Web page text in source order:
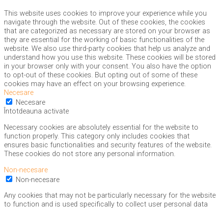
This website uses cookies to improve your experience while you
navigate through the website. Out of these cookies, the cookies
that are categorized as necessary are stored on your browser as
they are essential for the working of basic functionalities of the
website. We also use third-party cookies that help us analyze and
understand how you use this website. These cookies will be stored
in your browser only with your consent. You also have the option
to opt-out of these cookies. But opting out of some of these
cookies may have an effect on your browsing experience.
Necesare
Necesare
Întotdeauna activate
Necessary cookies are absolutely essential for the website to
function properly. This category only includes cookies that
ensures basic functionalities and security features of the website.
These cookies do not store any personal information.
Non-necesare
Non-necesare
Any cookies that may not be particularly necessary for the website
to function and is used specifically to collect user personal data